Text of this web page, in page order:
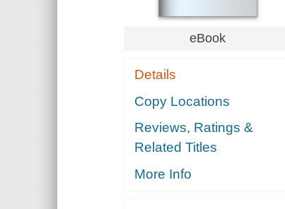
eBook
Details
Copy Locations
Reviews, Ratings &
Related Titles
More Info